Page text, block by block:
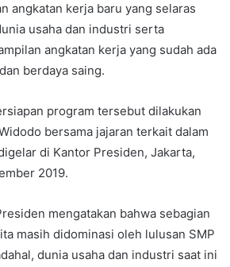
angkatan kerja baru yang selaras
usaha dan industri serta
angkatan kerja yang sudah ada
berdaya saing.
program tersebut dilakukan
bersama jajaran terkait dalam
di Kantor Presiden, Jakarta,
2019.
mengatakan bahwa sebagian
masih didominasi oleh lulusan SMP
dunia usaha dan industri saat ini